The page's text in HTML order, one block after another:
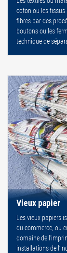
coton ou les
fibres par des
boutons ou les
technique de
Vieux papier
Les vieux papiers
du commerce, ou
domaine de
installations de